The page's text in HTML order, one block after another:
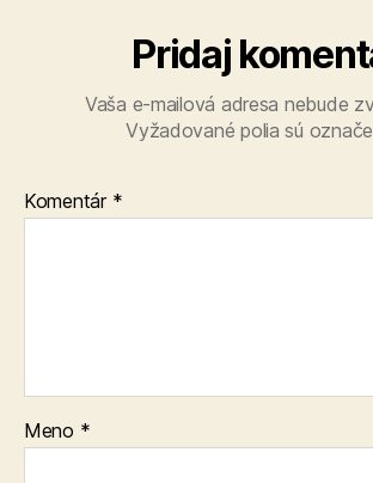
Pridaj
Vaša e-mailová adresa nebude
Vyžadované polia sú
Komentár *
Meno *